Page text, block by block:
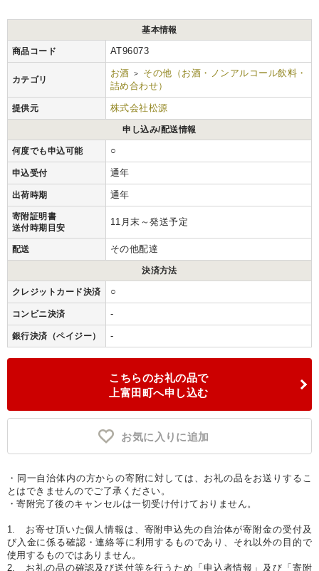
基本情報
商品コード AT96073
カテゴリ
お酒 >
その他（お酒・ノンアルコール飲料・
詰め合わせ）
提供元 株式会社松源
申し込み/配送情報
何度でも申込可能 ○
申込受付 通年
出荷時期 通年
寄附証明書
送付時期目安
11月末～発送予定
配送 その他配達
決済方法
クレジットカード決済 ○
コンビニ決済 -
銀行決済（ペイジー） -
こちらのお礼の品で
上富田町へ申し込む
お気に入りに追加
・同一自治体内の方からの寄附に対しては、お礼の品をお送りするこ
とはできませんのでご了承ください。
・寄附完了後のキャンセルは一切受け付けておりません。
1. お寄せ頂いた個人情報は、寄附申込先の自治体が寄附金の受付及
び入金に係る確認・連絡等に利用するものであり、それ以外の目的で
使用するものではありません。
2. お礼の品の確認及び送付等を行うため「申込者情報」及び「寄附